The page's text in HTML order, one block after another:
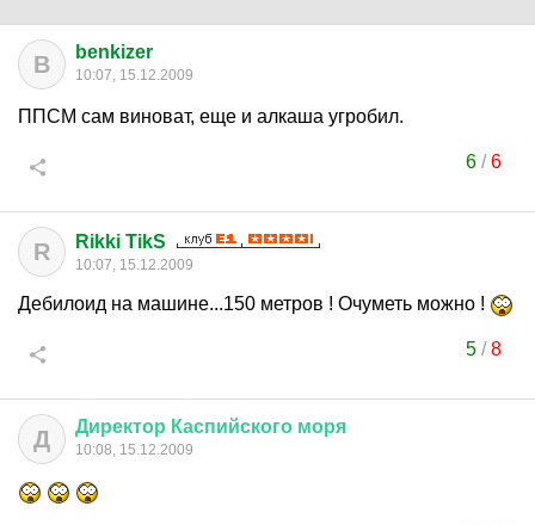
B benkizer
10:07, 15.12.2009
ППСМ сам виноват, еще и алкаша угробил.
6/6
R Rikki TikS
10:07, 15.12.2009
Дебилоид на машине...150 метров ! Очуметь можно !
5/8
Д Директор Каспийского моря
10:08, 15.12.2009